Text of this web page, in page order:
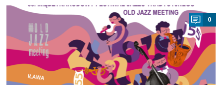
a
0